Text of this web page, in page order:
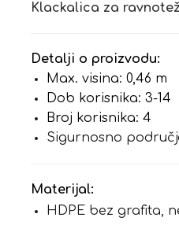
Klackalica za
Detalji o proizvodu:
Max. visina: 0,46 m
Dob korisnika: 3-14
Broj korisnika: 4
Sigurnosno
Materijal:
HDPE bez grafita,